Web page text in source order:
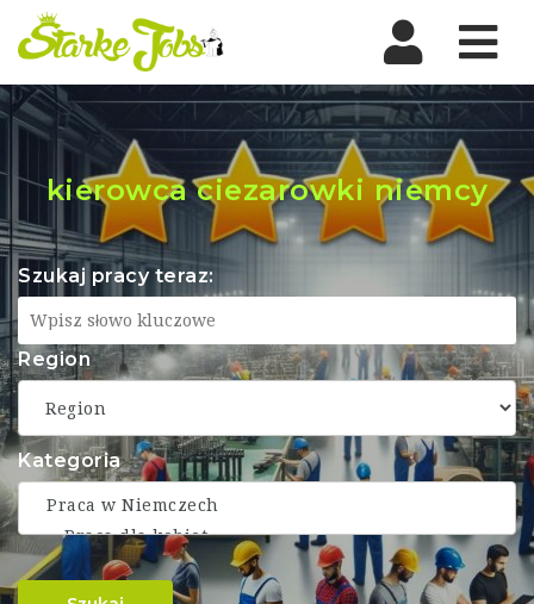
kierowca ciezarowki niemcy
Szukaj pracy teraz:
Region
Kategoria